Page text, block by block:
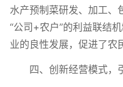
水产预制菜研发、加工、
“公司+农户”的利益联结
业的良性发展，促进了农
四、创新经营模式，